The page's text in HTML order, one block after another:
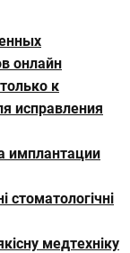
онлайн
к
исправления
имплантации
стоматологічні
медтехніку